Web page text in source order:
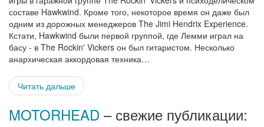
составе Hawkwind. Кроме того, некоторое время он даже был
одним из дорожных менеджеров The Jimi Hendrix Experience.
Кстати, Hawkwind были первой группой, где Лемми играл на
басу - в The Rockin' Vickers он был гитаристом. Несколько
анархическая аккордовая техника…
Читать дальше
MOTORHEAD – свежие публикации: